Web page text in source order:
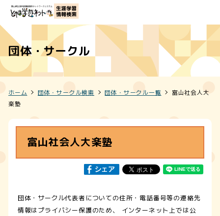
団体・サークル
ホーム 団体・サークル検索 団体・サークル一覧
富山社会人大
楽塾
富山社会人大楽塾
団体・サークル代表者についての住所・電話番号等の連絡先
情報はプライバシー保護のため、 インターネット上では公